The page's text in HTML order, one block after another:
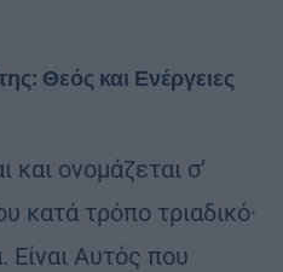
Θεός και Ενέργειες
ονομάζεται σ’
κατά τρόπο τριαδικό·
Είναι Αυτός που